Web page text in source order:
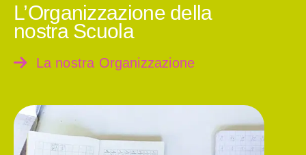
L’Organizzazione della
nostra Scuola
La nostra Organizzazione